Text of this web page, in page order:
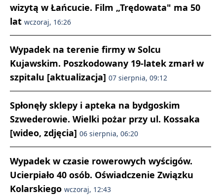
wizytą w Łańcucie. Film „Trędowata" ma 50
lat wczoraj, 16:26
Wypadek na terenie firmy w Solcu
Kujawskim. Poszkodowany 19-latek zmarł w
szpitalu [aktualizacja] 07 sierpnia, 09:12
Spłonęły sklepy i apteka na bydgoskim
Szwederowie. Wielki pożar przy ul. Kossaka
[wideo, zdjęcia] 06 sierpnia, 06:20
Wypadek w czasie rowerowych wyścigów.
Ucierpiało 40 osób. Oświadczenie Związku
Kolarskiego wczoraj, 12:43